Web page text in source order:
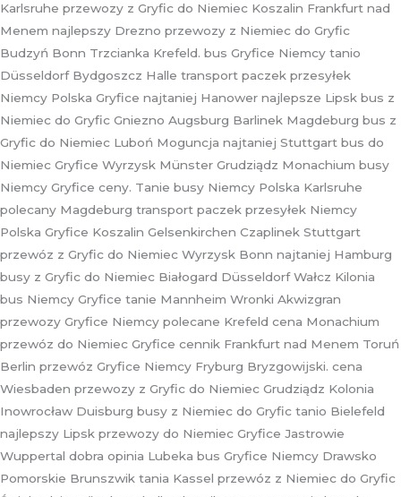
Karlsruhe przewozy z Gryfic do Niemiec Koszalin Frankfurt nad
Menem najlepszy Drezno przewozy z Niemiec do Gryfic
Budzyń Bonn Trzcianka Krefeld. bus Gryfice Niemcy tanio
Düsseldorf Bydgoszcz Halle transport paczek przesyłek
Niemcy Polska Gryfice najtaniej Hanower najlepsze Lipsk bus z
Niemiec do Gryfic Gniezno Augsburg Barlinek Magdeburg bus z
Gryfic do Niemiec Luboń Moguncja najtaniej Stuttgart bus do
Niemiec Gryfice Wyrzysk Münster Grudziądz Monachium busy
Niemcy Gryfice ceny. Tanie busy Niemcy Polska Karlsruhe
polecany Magdeburg transport paczek przesyłek Niemcy
Polska Gryfice Koszalin Gelsenkirchen Czaplinek Stuttgart
przewóz z Gryfic do Niemiec Wyrzysk Bonn najtaniej Hamburg
busy z Gryfic do Niemiec Białogard Düsseldorf Wałcz Kilonia
bus Niemcy Gryfice tanie Mannheim Wronki Akwizgran
przewozy Gryfice Niemcy polecane Krefeld cena Monachium
przewóz do Niemiec Gryfice cennik Frankfurt nad Menem Toruń
Berlin przewóz Gryfice Niemcy Fryburg Bryzgowijski. cena
Wiesbaden przewozy z Gryfic do Niemiec Grudziądz Kolonia
Inowrocław Duisburg busy z Niemiec do Gryfic tanio Bielefeld
najlepszy Lipsk przewozy do Niemiec Gryfice Jastrowie
Wuppertal dobra opinia Lubeka bus Gryfice Niemcy Drawsko
Pomorskie Brunszwik tania Kassel przewóz z Niemiec do Gryfic